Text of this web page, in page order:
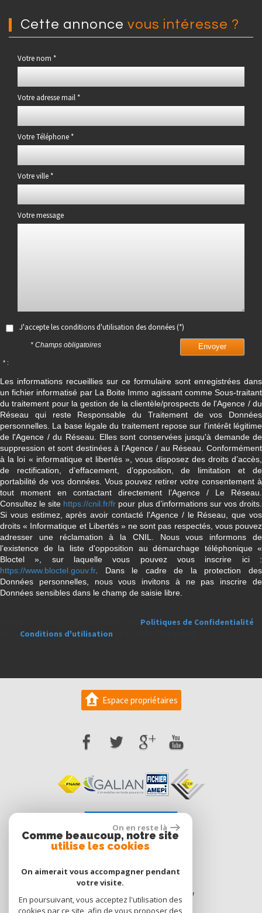
cette annonce vous intéresse ?
Votre nom *
Votre adresse mail *
Votre Téléphone *
Votre ville *
Votre message
J'accepte les conditions d'utilisation des données (*)
Envoyer
* Champs obligatoires
* :
Les informations recueillies sur ce formulaire sont enregistrées dans
un fichier informatisé par La Boite Immo agissant comme Sous-traitant
du traitement pour la gestion de la clientèle/prospects de l'Agence / du
Réseau qui reste Responsable du Traitement de vos Données
personnelles. La base légale du traitement repose sur l'intérêt légitime
de l'Agence / du Réseau. Elles sont conservées jusqu'à demande de
suppression et sont destinées à l'Agence / au Réseau. Conformément
à la loi « informatique et libertés », vous disposez des droits d’accès,
de rectification, d’effacement, d’opposition, de limitation et de
portabilité de vos données. Vous pouvez retirer votre consentement à
tout moment en contactant directement l’Agence / Le Réseau.
Consultez le site https://cnil.fr/fr pour plus d’informations sur vos droits.
Si vous estimez, après avoir contacté l'Agence / le Réseau, que vos
droits « Informatique et Libertés » ne sont pas respectés, vous pouvez
adresser une réclamation à la CNIL. Nous vous informons de
l’existence de la liste d'opposition au démarchage téléphonique «
Bloctel », sur laquelle vous pouvez vous inscrire ici :
https://www.bloctel.gouv.fr. Dans le cadre de la protection des
Données personnelles, nous vous invitons à ne pas inscrire de
Données sensibles dans le champ de saisie libre.
Politiques de Confidentialité
Conditions d'utilisation
Espace propriétaires
0 avis
On en reste là
Comme beaucoup, notre site
utilise les cookies
On aimerait vous accompagner pendant
votre visite.
En poursuivant, vous acceptez l'utilisation des
cookies par ce site, afin de vous proposer des